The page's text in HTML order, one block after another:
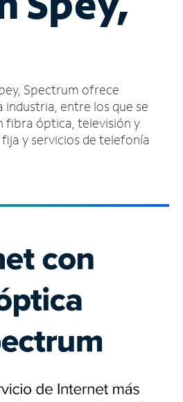
Spectrum ofrece
industria, entre los que se
fibra óptica, televisión y
y servicios de telefonía